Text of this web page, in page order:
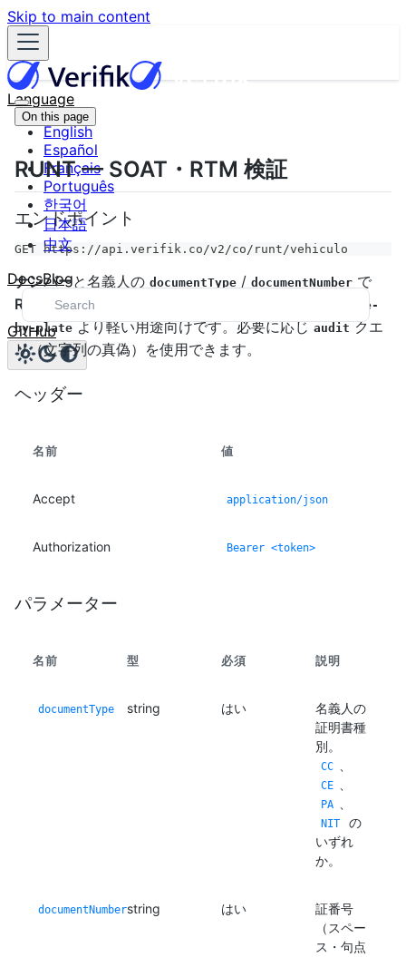
Skip to main content
Language
English
Español
Français
Português
한국어
日本語
中文
DocsBlog
GitHub
On this page
RUNT — SOAT・RTM 検証
エンドポイント
GET https://api.verifik.co/v2/co/runt/vehiculo
ナンバーと名義人の documentType / documentNumber で
RUNT の車両情報を取得します。
/v2/co/runt/vehicle-
by-plateより軽い用途向けです。必要に応じauditクエ
リ（文字列の真偽）を使用できます。
ヘッダー
名前 値
Accept application/json
Authorization Bearer <token>
パラメーター
名前 型 必須 説明
documentType string はい
名義人の
証明書種
別。
CC
CE
PA
NIT
の
いずれ
か。
documentNumberstring はい
証番号
（スペー
ス・句点